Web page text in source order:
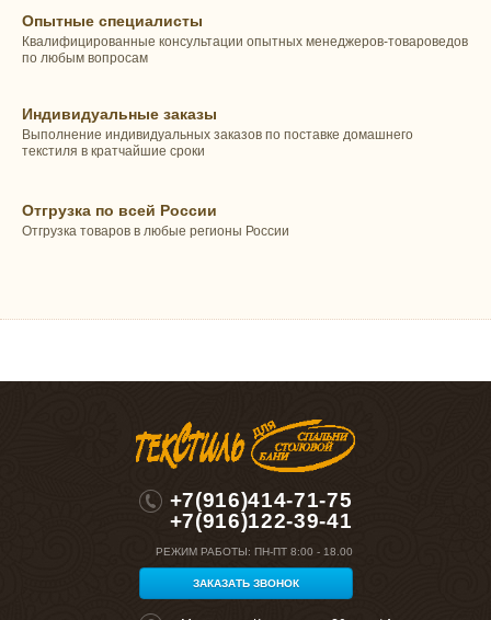
Опытные специалисты
Квалифицированные консультации опытных менеджеров-товароведов
по любым вопросам
Индивидуальные заказы
Выполнение индивидуальных заказов по поставке домашнего
текстиля в кратчайшие сроки
Отгрузка по всей России
Отгрузка товаров в любые регионы России
+7(916)414-71-75
+7(916)122-39-41
РЕЖИМ РАБОТЫ: ПН-ПТ 8:00 - 18.00
ЗАКАЗАТЬ ЗВОНОК